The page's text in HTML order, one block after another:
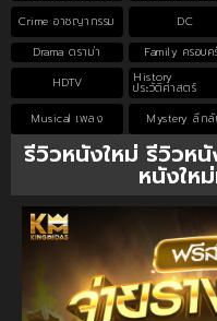
Crime อาชญากรรม
DC
Drama ดราม่า
Family ครอบค
HDTV
History
ประวัติศาสตร์
Musical เพลง Mystery ลึกลั
รีวิวหนังใหม่ รีวิวห
หนังให